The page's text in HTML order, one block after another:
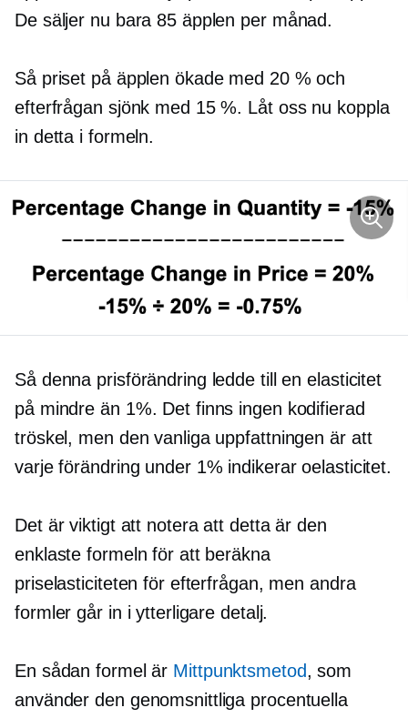
De säljer nu bara 85 äpplen per månad.
Så priset på äpplen ökade med 20 % och
efterfrågan sjönk med 15 %. Låt oss nu koppla
in detta i formeln.
Så denna prisförändring ledde till en elasticitet
på mindre än 1%. Det finns ingen kodifierad
tröskel, men den vanliga uppfattningen är att
varje förändring under 1% indikerar oelasticitet.
Det är viktigt att notera att detta är den
enklaste formeln för att beräkna
priselasticiteten för efterfrågan, men andra
formler går in i ytterligare detalj.
En sådan formel är Mittpunktsmetod, som
använder den genomsnittliga procentuella